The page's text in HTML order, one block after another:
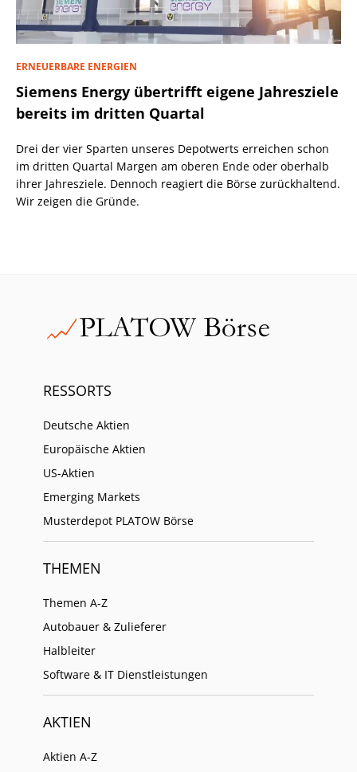
ERNEUERBARE ENERGIEN
Siemens Energy übertrifft eigene Jahresziele
bereits im dritten Quartal
Drei der vier Sparten unseres Depotwerts erreichen schon
im dritten Quartal Margen am oberen Ende oder oberhalb
ihrer Jahresziele. Dennoch reagiert die Börse zurückhaltend.
Wir zeigen die Gründe.
RESSORTS
Deutsche Aktien
Europäische Aktien
US-Aktien
Emerging Markets
Musterdepot PLATOW Börse
THEMEN
Themen A-Z
Autobauer & Zulieferer
Halbleiter
Software & IT Dienstleistungen
AKTIEN
Aktien A-Z